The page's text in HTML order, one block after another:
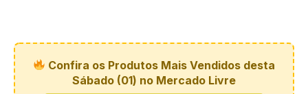
Confira os Produtos Mais Vendidos desta
Sábado (01) no Mercado Livre